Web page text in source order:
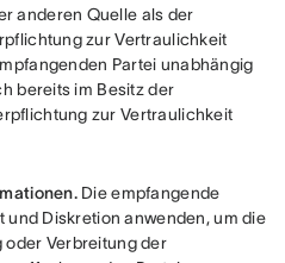
anderen Quelle als der
zur Vertraulichkeit
Partei unabhängig
bereits im Besitz der
zur Vertraulichkeit
Die empfangende
und Diskretion anwenden, um die
Verbreitung der